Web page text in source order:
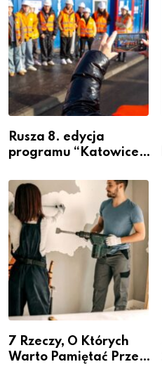
Rusza 8. edycja
programu “Katowice
– nabór dla
przedsiębiorców
7 Rzeczy, O Których
Warto Pamiętać Przed